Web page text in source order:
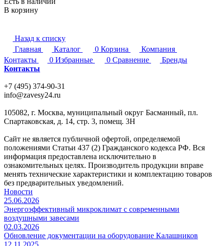
В корзину
Назад к списку
Главная
Каталог 0 Корзина
Компания
Контакты
0 Избранные 0 Сравнение
Бренды
Контакты
+7 (495) 374-90-31
info@zavesy24.ru
105082, г. Москва, муниципальный округ Басманный, пл.
Спартаковская, д. 14, стр. 3, помещ. 3Н
Сайт не является публичной офертой, определяемой
положениями Статьи 437 (2) Гражданского кодекса РФ. Вся
информация предоставлена исключительно в
ознакомительных целях. Производитель продукции вправе
менять технические характеристики и комплектацию товаров
без предварительных уведомлений.
Новости
25.06.2026
Энергоэффективный микроклимат с современными
воздушными завесами
02.03.2026
Обновление документации на оборудование Калашников